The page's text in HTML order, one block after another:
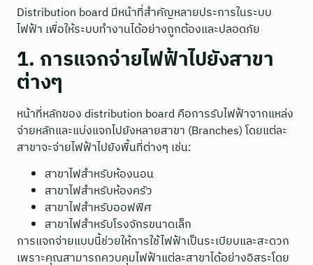
Distribution board มีหน้าที่สำคัญหลายประการในระบบ
ไฟฟ้า เพื่อให้ระบบทำงานได้อย่างถูกต้องและปลอดภัย
1. การแจกจ่ายไฟฟ้าไปยังสาขา
ต่างๆ
หน้าที่หลักของ distribution board คือการรับไฟฟ้าจากแหล่ง
จ่ายหลักและแบ่งแจกไปยังหลายสาขา (Branches) โดยแต่ละ
สาขาจะจ่ายไฟฟ้าไปยังพื้นที่ต่างๆ เช่น:
สาขาไฟสำหรับห้องนอน
สาขาไฟสำหรับห้องครัว
สาขาไฟสำหรับออฟฟิศ
สาขาไฟสำหรับโรงจักรขนาดเล็ก
การแจกจ่ายแบบนี้ช่วยให้การใช้ไฟฟ้าเป็นระเบียบและสะดวก
เพราะคุณสามารถควบคุมไฟฟ้าแต่ละสาขาได้อย่างอิสระโดย